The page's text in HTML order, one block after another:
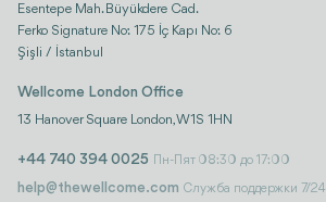
Esentepe Mah. Büyükdere Cad.
Ferko Signature No: 175 İç Kapı No: 6
Şişli / İstanbul
Wellcome London Office
13 Hanover Square London, W1S 1HN
+44 740 394 0025 Пн-Пят 08:30 до 17:00
help@thewellcome.com Служба поддержки 7/24